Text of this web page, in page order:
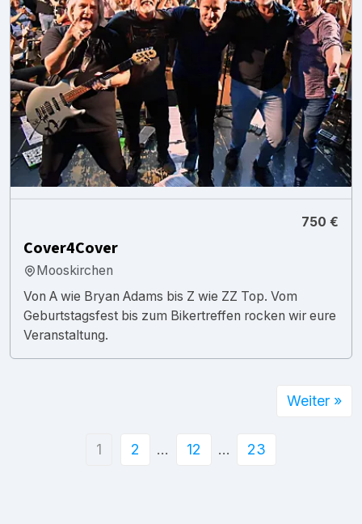
750 €
Cover4Cover
Mooskirchen
Von A wie Bryan Adams bis Z wie ZZ Top. Vom
Geburtstagsfest bis zum Bikertreffen rocken wir eure
Veranstaltung.
1 2 … 12 … 23
Weiter »